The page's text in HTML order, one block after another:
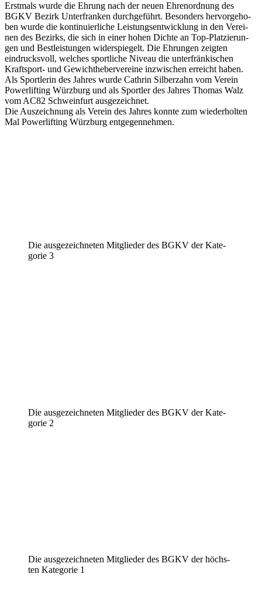
Erst­mals wurde die Ehrung nach der neuen Ehren­ord­nung des
BGKV Bezirk Unter­fran­ken durch­ge­führt. Beson­ders hervor­ge­ho­
ben wurde die konti­nu­ier­li­che Leis­tungs­ent­wick­lung in den Verei­
nen des Bezirks, die sich in einer hohen Dichte an Top-Plat­zie­run­
gen und Best­leis­tun­gen wider­spie­gelt. Die Ehrun­gen zeig­ten
eindrucks­voll, welches sport­li­che Niveau die unter­frän­ki­schen
Kraft­sport- und Gewicht­he­ber­ver­eine inzwi­schen erreicht haben.
Als Sport­le­rin des Jahres wurde Cath­rin Silber­zahn vom Verein
Power­lif­ting Würz­burg und als Sport­ler des Jahres Thomas Walz
vom AC82 Schwein­furt ausge­zeich­net.
Die Auszeich­nung als Verein des Jahres konnte zum wieder­hol­ten
Mal Power­lif­ting Würz­burg entgegennehmen.
Die ausge­zeich­ne­ten Mitglie­der des BGKV der Kate­
go­rie 3
Die ausge­zeich­ne­ten Mitglie­der des BGKV der Kate­
go­rie 2
Die ausge­zeich­ne­ten Mitglie­der des BGKV der höchs­
ten Kate­go­rie 1